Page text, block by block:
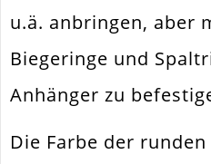
Außen
Materialstärke 0.8mm
Material Eisen /
Glatt /
u.ä. anbringen, aber
Biegeringe und
Anhänger zu
Die Farbe der